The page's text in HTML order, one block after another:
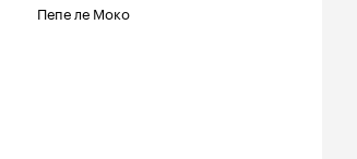
Пепе ле Моко